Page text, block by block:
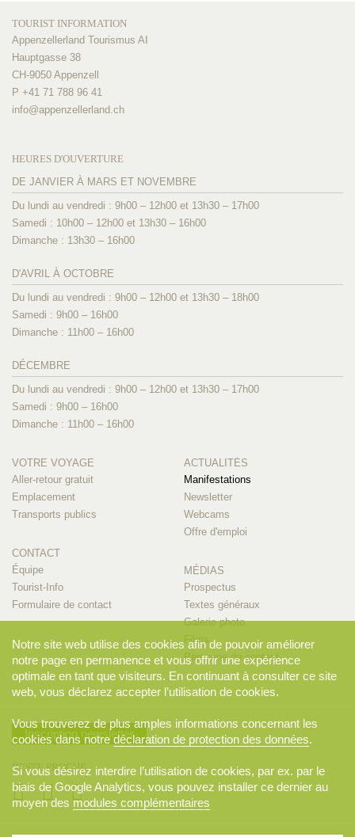
TOURIST INFORMATION
Appenzellerland Tourismus AI
Hauptgasse 38
CH-9050 Appenzell
P +41 71 788 96 41
info@appenzellerland.ch
HEURES D'OUVERTURE
DE JANVIER À MARS ET NOVEMBRE
Du lundi au vendredi : 9h00 – 12h00 et 13h30 – 17h00
Samedi : 10h00 – 12h00 et 13h30 – 16h00
Dimanche : 13h30 – 16h00
D'AVRIL À OCTOBRE
Du lundi au vendredi : 9h00 – 12h00 et 13h30 – 18h00
Samedi : 9h00 – 16h00
Dimanche : 11h00 – 16h00
DÉCEMBRE
Du lundi au vendredi : 9h00 – 12h00 et 13h30 – 17h00
Samedi : 9h00 – 16h00
Dimanche : 11h00 – 16h00
VOTRE VOYAGE
Aller-retour gratuit
Emplacement
Transports publics
CONTACT
Équipe
Tourist-Info
Formulaire de contact
ACTUALITÉS
Manifestations
Newsletter
Webcams
Offre d'emploi
MÉDIAS
Prospectus
Textes généraux
Galerie photo
Films
Personne de contact
Inscription newsletter
RESTE PROCHE
Notre site web utilise des cookies afin de pouvoir améliorer
notre page en permanence et vous offrir une expérience
optimale en tant que visiteurs. En continuant à consulter ce site
web, vous déclarez accepter l’utilisation de cookies.
Vous trouverez de plus amples informations concernant les
cookies dans notredéclaration de protection des données.
Si vous désirez interdire l’utilisation de cookies, par ex. par le
biais de Google Analytics, vous pouvez installer ce dernier au
moyen des modules complémentaires